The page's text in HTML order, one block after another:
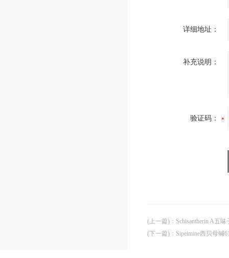
详细地址：
补充说明：
验证码：
(上一篇) ： Schisantherin A五
(下一篇) ： Sipeimine西贝母碱